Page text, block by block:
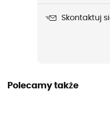
Nazwa produktuSkontaktuj
Polecamy także